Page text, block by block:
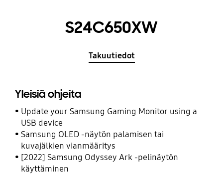
S24C650XW
Takuutiedot
Yleisiä ohjeita
Update your Samsung Gaming Monitor using a
USB device
Samsung OLED -näytön palamisen tai
kuvajälkien vianmääritys
[2022] Samsung Odyssey Ark -pelinäytön
käyttäminen